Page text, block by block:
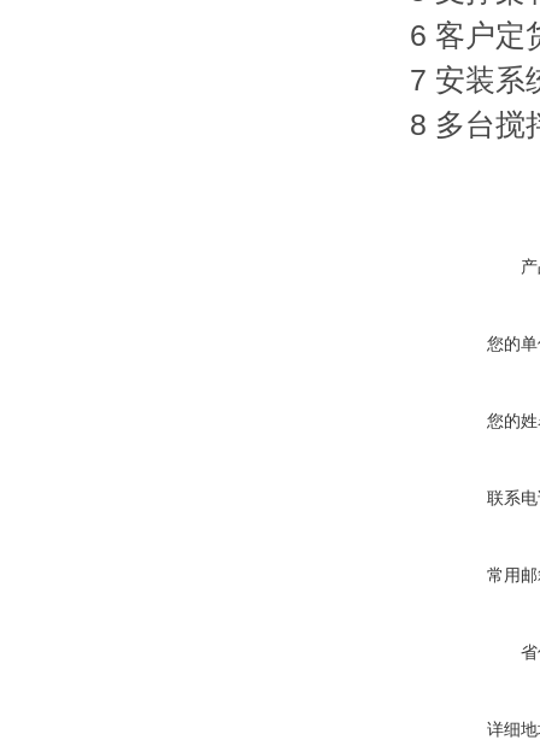
6 客户定
7 安装系
8 多台搅
您的
您的
联系
常用
详细